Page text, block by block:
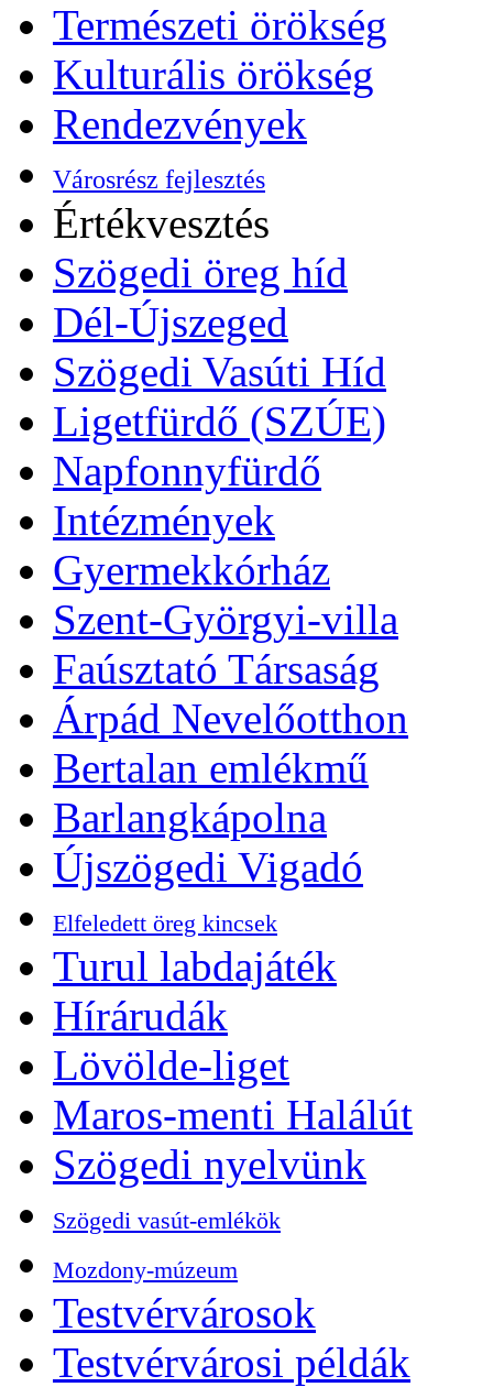
Természeti örökség
Kulturális örökség
Rendezvények
Városrész fejlesztés
Értékvesztés
Szögedi öreg híd
Dél-Újszeged
Szögedi Vasúti Híd
Ligetfürdő (SZÚE)
Napfonnyfürdő
Intézmények
Gyermekkórház
Szent-Györgyi-villa
Faúsztató Társaság
Árpád Nevelőotthon
Bertalan emlékmű
Barlangkápolna
Újszögedi Vigadó
Elfeledett öreg kincsek
Turul labdajáték
Hírárudák
Lövölde-liget
Maros-menti Halálút
Szögedi nyelvünk
Szögedi vasút-emlékök
Mozdony-múzeum
Testvérvárosok
Testvérvárosi példák